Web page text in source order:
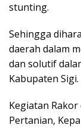
stunting.
Sehingga
daerah dalam
dan solutif
Kabupaten Sigi.
Kegiatan Rakor
Pertanian,